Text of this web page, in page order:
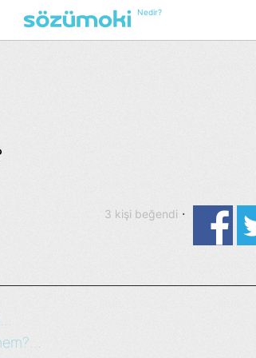
Nedir?
3 kişi beğendi ·